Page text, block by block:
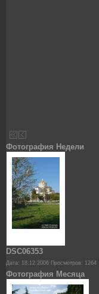
Фотография Недели
DSC06353
Дата: 18.12.2006 Просмотров: 1264
Фотография Месяца